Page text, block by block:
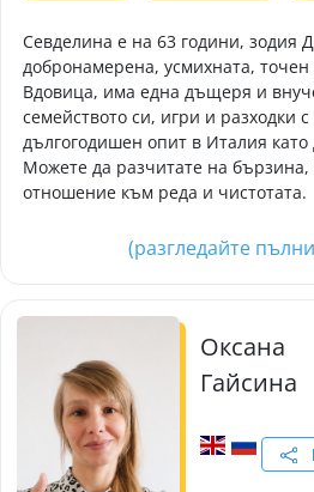
Севделина е на 63 години, зодия
добронамерена, усмихната,
Вдовица, има една дъщеря и
семейството си, игри и разходки
дългогодишен опит в Италия
Можете да разчитате на бързина,
отношение към реда и чистотата.
(разгледайте
Оксана
Гайсина